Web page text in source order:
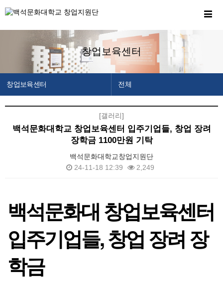
창업보육센터
창업보육센터
창업지원단 소개
이용안내
전체
센터소개
입주안내
공지사항
[갤러리]
백석문화대학교 창업보육센터 입주기업들, 창업 장려
장학금 1100만원 기탁
백석문화대학교창업지원단
24-11-18 12:39
2,249
백석문화대 창업보육센터
입주기업들, 창업 장려 장
학금